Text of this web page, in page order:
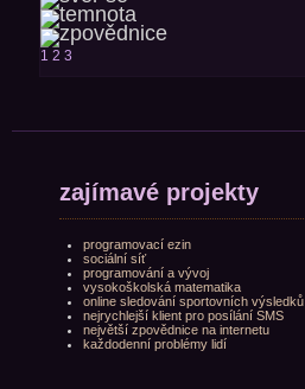
1 2 3
zajímavé projekty
programovací ezin
sociální síť
programování a vývoj
vysokoškolská matematika
online sledování sportovních výsledků
nejrychlejší klient pro posílání SMS
největší zpovědnice na internetu
každodenní problémy lidí